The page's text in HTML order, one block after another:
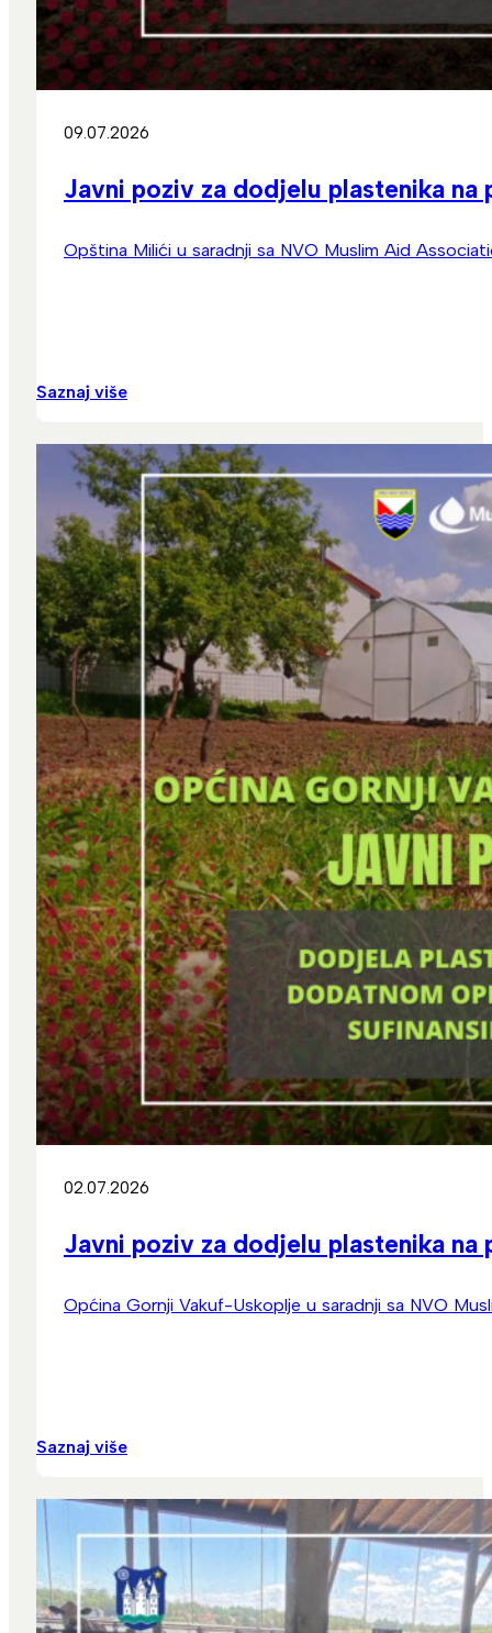
09.07.2026
Javni poziv za dodjelu plastenika
Opština Milići u saradnji sa NVO Muslim Aid
Saznaj više
02.07.2026
Javni poziv za dodjelu plastenika
Općina Gornji Vakuf-Uskoplje u saradnji sa NVO
Saznaj više